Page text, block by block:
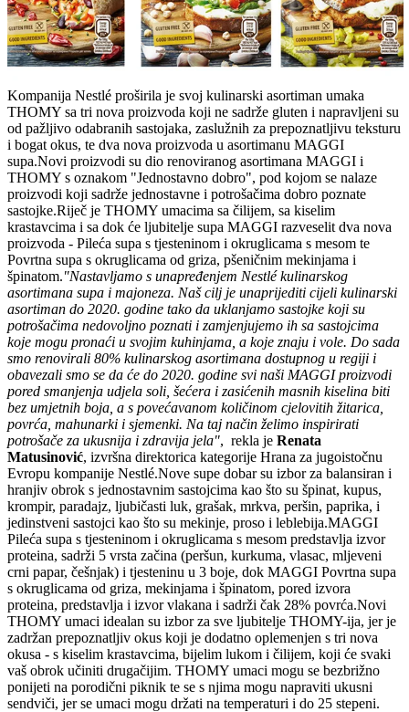
Kompanija Nestlé proširila je svoj kulinarski asortiman umaka
THOMY sa tri nova proizvoda koji ne sadrže gluten i napravljeni su
od pažljivo odabranih sastojaka, zaslužnih za prepoznatljivu teksturu
i bogat okus, te dva nova proizvoda u asortimanu MAGGI
supa.Novi proizvodi su dio renoviranog asortimana MAGGI i
THOMY s oznakom "Jednostavno dobro", pod kojom se nalaze
proizvodi koji sadrže jednostavne i potrošačima dobro poznate
sastojke.Riječ je THOMY umacima sa čilijem, sa kiselim
krastavcima i sa dok će ljubitelje supa MAGGI razveselit dva nova
proizvoda - Pileća supa s tjesteninom i okruglicama s mesom te
Povrtna supa s okruglicama od griza, pšeničnim mekinjama i
špinatom."Nastavljamo s unapređenjem Nestlé kulinarskog
asortimana supa i majoneza. Naš cilj je unaprijediti cijeli kulinarski
asortiman do 2020. godine tako da uklanjamo sastojke koji su
potrošačima nedovoljno poznati i zamjenjujemo ih sa sastojcima
koje mogu pronaći u svojim kuhinjama, a koje znaju i vole. Do sada
smo renovirali 80% kulinarskog asortimana dostupnog u regiji i
obavezali smo se da će do 2020. godine svi naši MAGGI proizvodi
pored smanjenja udjela soli, šećera i zasićenih masnih kiselina biti
bez umjetnih boja, a s povećavanom količinom cjelovitih žitarica,
povrća, mahunarki i sjemenki. Na taj način želimo inspirirati
potrošače za ukusnija i zdravija jela", rekla je Renata
Matusinović, izvršna direktorica kategorije Hrana za jugoistočnu
Evropu kompanije Nestlé.Nove supe dobar su izbor za balansiran i
hranjiv obrok s jednostavnim sastojcima kao što su špinat, kupus,
krompir, paradajz, ljubičasti luk, grašak, mrkva, peršin, paprika, i
jedinstveni sastojci kao što su mekinje, proso i leblebija.MAGGI
Pileća supa s tjesteninom i okruglicama s mesom predstavlja izvor
proteina, sadrži 5 vrsta začina (peršun, kurkuma, vlasac, mljeveni
crni papar, češnjak) i tjesteninu u 3 boje, dok MAGGI Povrtna supa
s okruglicama od griza, mekinjama i špinatom, pored izvora
proteina, predstavlja i izvor vlakana i sadrži čak 28% povrća.Novi
THOMY umaci idealan su izbor za sve ljubitelje THOMY-ija, jer je
zadržan prepoznatljiv okus koji je dodatno oplemenjen s tri nova
okusa - s kiselim krastavcima, bijelim lukom i čilijem, koji će svaki
vaš obrok učiniti drugačijim. THOMY umaci mogu se bezbrižno
ponijeti na porodični piknik te se s njima mogu napraviti ukusni
sendviči, jer se umaci mogu držati na temperaturi i do 25 stepeni.